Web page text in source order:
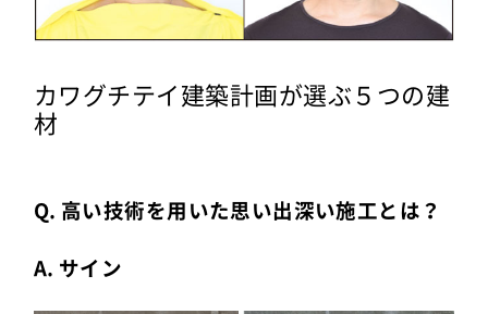
カワグチテイ建築計画が選ぶ５つの建
材
Q. 高い技術を用いた思い出深い施工とは？
A. サイン